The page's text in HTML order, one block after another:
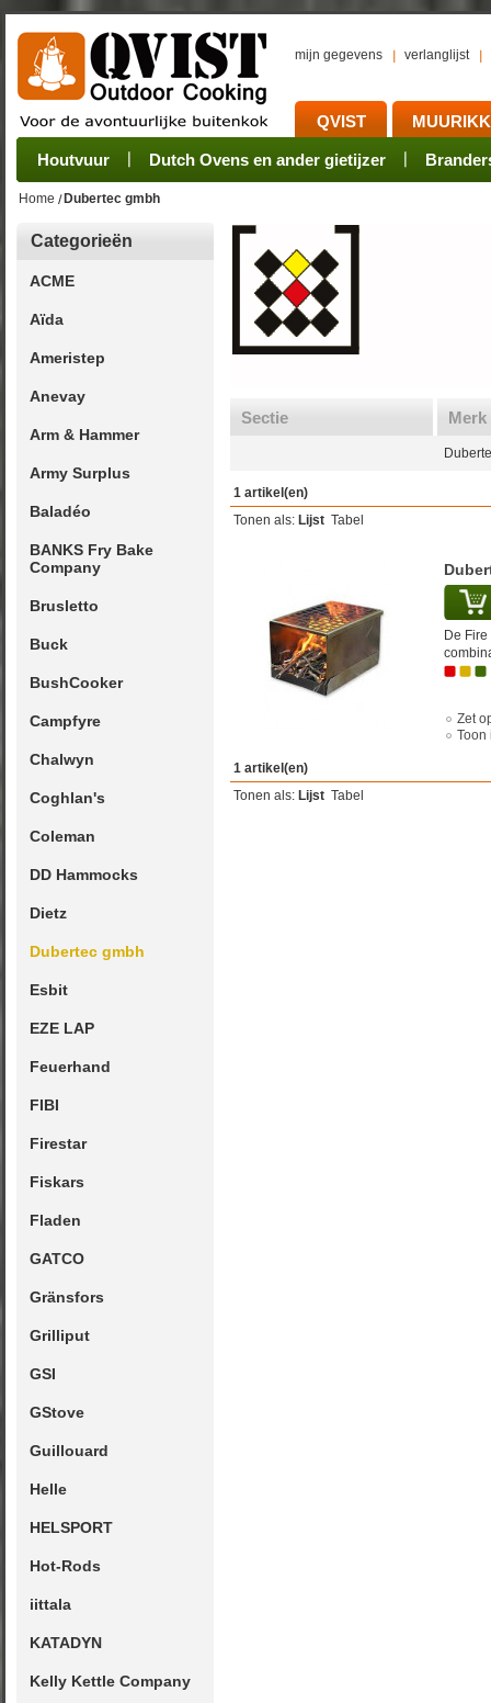
mijn gegevens verlanglijst
QVIST
Houtvuur Dutch Ovens en ander gietijzer
Grillplaat & ijzers Pannen Rookovens
Oogsten Verwerken Bewaren Onderhoud
Sets Stoves Camping sets Pots, Pans, Kettles
Home Dubertec gmbh
Categorieën
ACME
Aïda
Ameristep
Anevay
Arm & Hammer
Army Surplus
Baladéo
BANKS Fry Bake
Company
Brusletto
Buck
BushCooker
Campfyre
Chalwyn
Coghlan's
Coleman
DD Hammocks
Dietz
Dubertec gmbh
Esbit
EZE LAP
Feuerhand
FIBI
Firestar
Fiskars
Fladen
GATCO
Gränsfors
Grilliput
GSI
GStove
Guillouard
Helle
HELSPORT
Hot-Rods
iittala
KATADYN
Kelly Kettle Company
Sectie Merk
1 artikel(en)
Tonen als: Lijst Tabel
De
Zet
Toon
1 artikel(en)
Tonen als: Lijst Tabel